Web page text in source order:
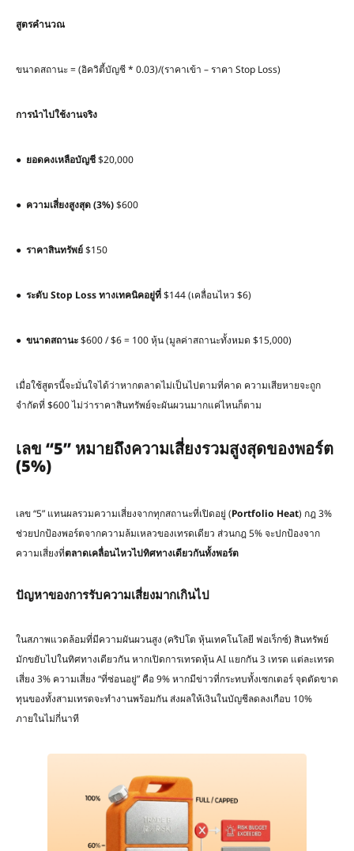
สูตรคำนวณ
ขนาดสถานะ = (อิควิตี้บัญชี * 0.03)/(ราคาเข้า – ราคา Stop Loss)
การนำไปใช้งานจริง
● ยอดคงเหลือบัญชี$20,000
● ความเสี่ยงสูงสุด(3%)$600
● ราคาสินทรัพย์$150
● ระดับStop Lossทางเทคนิคอยู่ที่$144 (เคลื่อนไหว $6)
● ขนาดสถานะ$600 / $6 = 100 หุ้น (มูลค่าสถานะทั้งหมด $15,000)
เมื่อใช้สูตรนี้จะมั่นใจได้ว่าหากตลาดไม่เป็นไปตามที่คาด ความเสียหายจะถูก
จำกัดที่ $600 ไม่ว่าราคาสินทรัพย์จะผันผวนมากแค่ไหนก็ตาม
เลข “5” หมายถึงความเสี่ยงรวมสูงสุดของพอร์ต
(5%)
เลข “5” แทนผลรวมความเสี่ยงจากทุกสถานะที่เปิดอยู่ (Portfolio Heat) กฎ 3%
ช่วยปกป้องพอร์ตจากความล้มเหลวของเทรดเดียว ส่วนกฎ 5% จะปกป้องจาก
ความเสี่ยงที่ตลาดเคลื่อนไหวไปทิศทางเดียวกันทั้งพอร์ต
ปัญหาของการรับความเสี่ยงมากเกินไป
ในสภาพแวดล้อมที่มีความผันผวนสูง (คริปโต หุ้นเทคโนโลยี ฟอเร็กซ์) สินทรัพย์
มักขยับไปในทิศทางเดียวกัน หากเปิดการเทรดหุ้น AI แยกกัน 3 เทรด แต่ละเทรด
เสี่ยง 3% ความเสี่ยง “ที่ซ่อนอยู่” คือ 9% หากมีข่าวที่กระทบทั้งเซกเตอร์ จุดตัดขาด
ทุนของทั้งสามเทรดจะทำงานพร้อมกัน ส่งผลให้เงินในบัญชีลดลงเกือบ 10%
ภายในไม่กี่นาที